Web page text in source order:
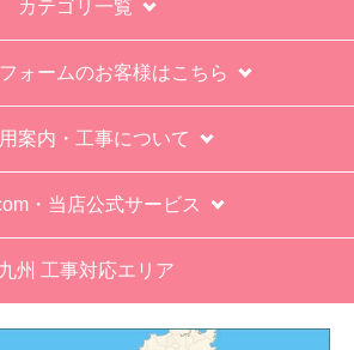
カテゴリ一覧
ォームのお客様はこちら
案内・工事について
・当店公式サービス
九州 工事対応エリア